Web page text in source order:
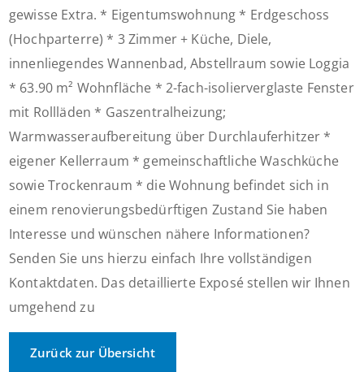
gewisse Extra. * Eigentumswohnung * Erdgeschoss
(Hochparterre) * 3 Zimmer + Küche, Diele,
innenliegendes Wannenbad, Abstellraum sowie Loggia
* 63.90 m² Wohnfläche * 2-fach-isolierverglaste Fenster
mit Rollläden * Gaszentralheizung;
Warmwasseraufbereitung über Durchlauferhitzer *
eigener Kellerraum * gemeinschaftliche Waschküche
sowie Trockenraum * die Wohnung befindet sich in
einem renovierungsbedürftigen Zustand Sie haben
Interesse und wünschen nähere Informationen?
Senden Sie uns hierzu einfach Ihre vollständigen
Kontaktdaten. Das detaillierte Exposé stellen wir Ihnen
umgehend zu
Zurück zur Übersicht